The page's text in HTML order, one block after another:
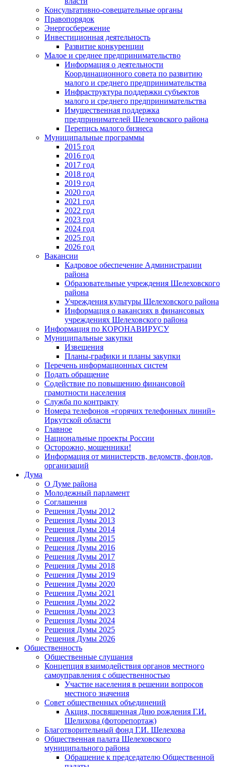
Консультативно-совещательные органы
Правопорядок
Энергосбережение
Инвестиционная деятельность
Развитие конкуренции
Малое и среднее предпринимательство
Информация о деятельности
Координационного совета по развитию
малого и среднего предпринимательства
Инфраструктура поддержки субъектов
малого и среднего предпринимательства
Имущественная поддержка
предпринимателей Шелеховского района
Перепись малого бизнеса
Муниципальные программы
2015 год
2016 год
2017 год
2018 год
2019 год
2020 год
2021 год
2022 год
2023 год
2024 год
2025 год
2026 год
Вакансии
Кадровое обеспечение Администрации
района
Образовательные учреждения Шелеховского
района
Учреждения культуры Шелеховского района
Информация о вакансиях в финансовых
учреждениях Шелеховского района
Информация по КОРОНАВИРУСУ
Муниципальные закупки
Извещения
Планы-графики и планы закупки
Перечень информационных систем
Подать обращение
Содействие по повышению финансовой
грамотности населения
Служба по контракту
Номера телефонов «горячих телефонных линий»
Иркутской области
Главное
Национальные проекты России
Осторожно, мошенники!
Информация от министерств, ведомств, фондов,
организаций
Дума
О Думе района
Молодежный парламент
Соглашения
Решения Думы 2012
Решения Думы 2013
Решения Думы 2014
Решения Думы 2015
Решения Думы 2016
Решения Думы 2017
Решения Думы 2018
Решения Думы 2019
Решения Думы 2020
Решения Думы 2021
Решения Думы 2022
Решения Думы 2023
Решения Думы 2024
Решения Думы 2025
Решения Думы 2026
Общественность
Общественные слушания
Концепция взаимодействия органов местного
самоуправления с общественностью
Участие населения в решении вопросов
местного значения
Совет общественных объединений
Акция, посвященная Дню рождения Г.И.
Шелихова (фоторепортаж)
Благотворительный фонд Г.И. Шелехова
Общественная палата Шелеховского
муниципального района
Обращение к председателю Общественной